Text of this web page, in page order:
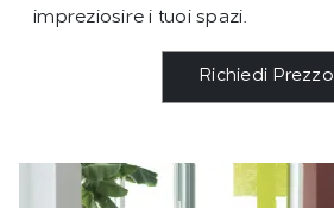
impreziosire i tuoi spazi.
Richiedi Prezzo